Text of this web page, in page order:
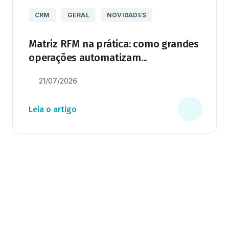
CRM GERAL NOVIDADES
Matriz RFM na prática: como grandes
operações automatizam...
21/07/2026
Leia o artigo